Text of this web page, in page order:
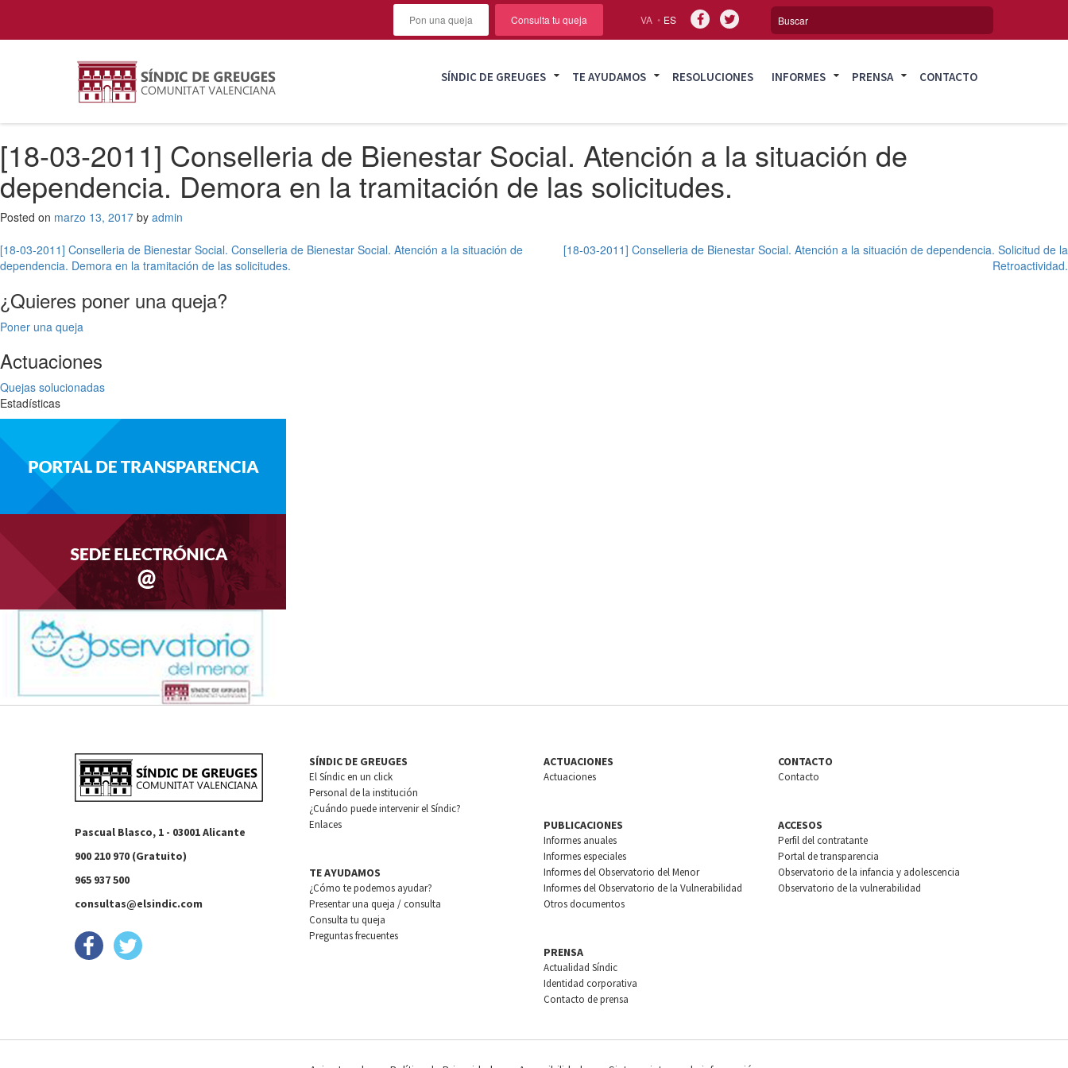
VA ES
Pon una queja Consulta tu queja
SÍNDIC DE GREUGES TE AYUDAMOS RESOLUCIONES INFORMES PRENSA CONTACTO
[18-03-2011] Conselleria de Bienestar Social. Atención a la situación de
dependencia. Demora en la tramitación de las solicitudes.
Posted on marzo 13, 2017 by admin
Navegación
de
entradas
[18-03-2011] Conselleria de Bienestar Social. Conselleria de Bienestar Social. Atención a la situación de
dependencia. Demora en la tramitación de las solicitudes.
[18-03-2011] Conselleria de Bienestar Social. Atención a la situación de dependencia. Solicitud de la
Retroactividad.
¿Quieres poner una queja?
Poner una queja
Actuaciones
Quejas solucionadas
Estadísticas
Pascual Blasco, 1 - 03001 Alicante
900 210 970 (Gratuito)
965 937 500
consultas@elsindic.com
SÍNDIC DE GREUGES
El Síndic en un click
Personal de la institución
¿Cuándo puede intervenir el Síndic?
Enlaces
TE AYUDAMOS
¿Cómo te podemos ayudar?
Presentar una queja / consulta
Consulta tu queja
Preguntas frecuentes
ACTUACIONES
Actuaciones
PUBLICACIONES
Informes anuales
Informes especiales
Informes del Observatorio del Menor
Informes del Observatorio de la Vulnerabilidad
Otros documentos
PRENSA
Actualidad Síndic
Identidad corporativa
Contacto de prensa
CONTACTO
Contacto
ACCESOS
Perfil del contratante
Portal de transparencia
Observatorio de la infancia y adolescencia
Observatorio de la vulnerabilidad